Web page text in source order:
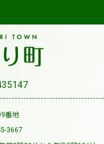
番地
3667